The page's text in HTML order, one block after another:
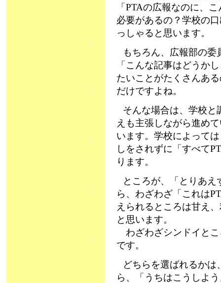
「PTAの広報なのに、
必要があるの？学校の
っしゃると思います。
もちろん、広報部の
「こんな記事はどうか
たいことがたくさんあ
だけですよね。
そんな場合は、学校と
えも主張しながら進め
います。学校によって
しをされずに「すべて
ります。
ところが、「とりあ
ら、わざわざ「これは
えられるところは甘え
と思います。
わざわざシンドイと
です。
どちらを選ばれるか
ら、「うちはこうしよ